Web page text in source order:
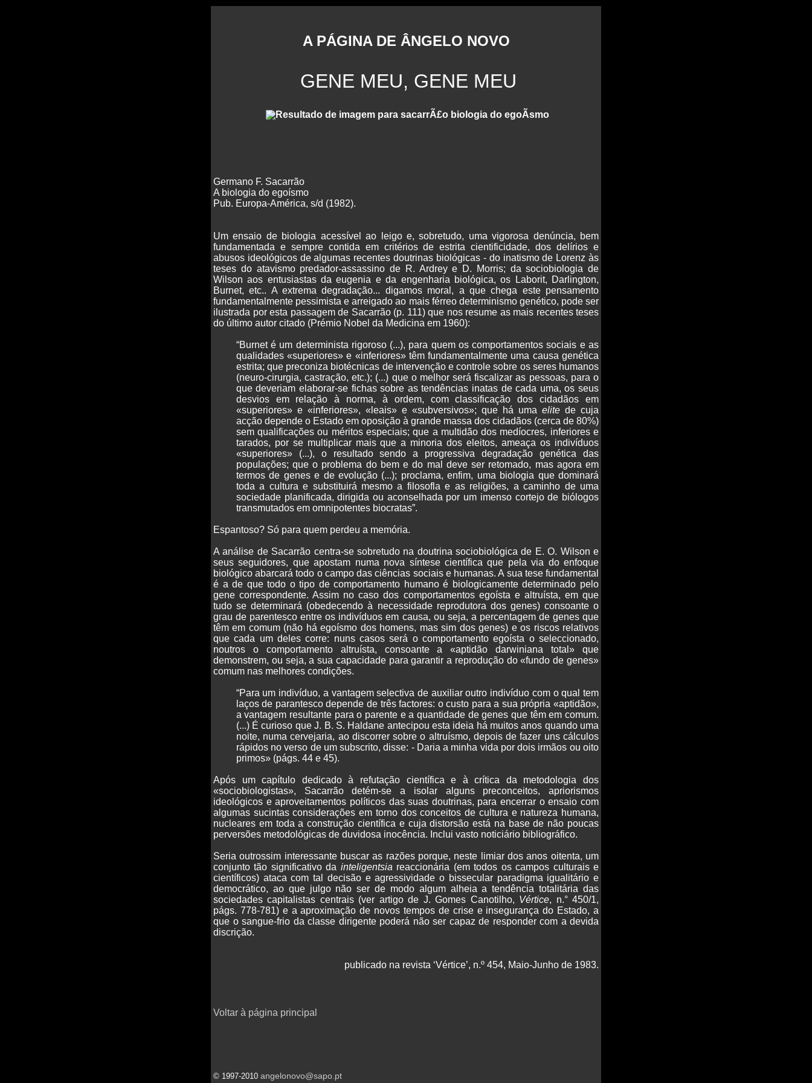
A PÁGINA DE ÂNGELO NOVO
GENE MEU, GENE MEU
Germano F. Sacarrão
A biologia do egoísmo
Pub. Europa-América, s/d (1982).
Um ensaio de biologia acessível ao leigo e, sobretudo, uma vigorosa denúncia, bem
fundamentada e sempre contida em critérios de estrita cientificidade, dos delírios e
abusos ideológicos de algumas recentes doutrinas biológicas - do inatismo de Lorenz às
teses do atavismo predador-assassino de R. Ardrey e D. Morris; da sociobiologia de
Wilson aos entusiastas da eugenia e da engenharia biológica, os Laborit, Darlington,
Burnet, etc.. A extrema degradação... digamos moral, a que chega este pensamento
fundamentalmente pessimista e arreigado ao mais férreo determinismo genético, pode ser
ilustrada por esta passagem de Sacarrão (p. 111) que nos resume as mais recentes teses
do último autor citado (Prémio Nobel da Medicina em 1960):
“Burnet é um determinista rigoroso (...), para quem os comportamentos sociais e as
qualidades «superiores» e «inferiores» têm fundamentalmente uma causa genética
estrita; que preconiza biotécnicas de intervenção e controle sobre os seres humanos
(neuro-cirurgia, castração, etc.); (...) que o melhor será fiscalizar as pessoas, para o
que deveriam elaborar-se fichas sobre as tendências inatas de cada uma, os seus
desvios em relação à norma, à ordem, com classificação dos cidadãos em
«superiores» e «inferiores», «leais» e «subversivos»; que há uma elite de cuja
acção depende o Estado em oposição à grande massa dos cidadãos (cerca de 80%)
sem qualificações ou méritos especiais; que a multidão dos medíocres, inferiores e
tarados, por se multiplicar mais que a minoria dos eleitos, ameaça os indivíduos
«superiores» (...), o resultado sendo a progressiva degradação genética das
populações; que o problema do bem e do mal deve ser retomado, mas agora em
termos de genes e de evolução (...); proclama, enfim, uma biologia que dominará
toda a cultura e substituirá mesmo a filosofla e as religiões, a caminho de uma
sociedade planificada, dirigida ou aconselhada por um imenso cortejo de biólogos
transmutados em omnipotentes biocratas”.
Espantoso? Só para quem perdeu a memória.
A análise de Sacarrão centra-se sobretudo na doutrina sociobiológica de E. O. Wilson e
seus seguidores, que apostam numa nova síntese científica que pela via do enfoque
biológico abarcará todo o campo das ciências sociais e humanas. A sua tese fundamental
é a de que todo o tipo de comportamento humano é biologicamente determinado pelo
gene correspondente. Assim no caso dos comportamentos egoísta e altruísta, em que
tudo se determinará (obedecendo à necessidade reprodutora dos genes) consoante o
grau de parentesco entre os indivíduos em causa, ou seja, a percentagem de genes que
têm em comum (não há egoísmo dos homens, mas sim dos genes) e os riscos relativos
que cada um deles corre: nuns casos será o comportamento egoísta o seleccionado,
noutros o comportamento altruísta, consoante a «aptidão darwiniana total» que
demonstrem, ou seja, a sua capacidade para garantir a reprodução do «fundo de genes»
comum nas melhores condições.
“Para um indivíduo, a vantagem selectiva de auxiliar outro indivíduo com o qual tem
laços de parantesco depende de três factores: o custo para a sua própria «aptidão»,
a vantagem resultante para o parente e a quantidade de genes que têm em comum.
(...) É curioso que J. B. S. Haldane antecipou esta ideia há muitos anos quando uma
noite, numa cervejaria, ao discorrer sobre o altruísmo, depois de fazer uns cálculos
rápidos no verso de um subscrito, disse: - Daria a minha vida por dois irmãos ou oito
primos» (págs. 44 e 45).
Após um capítulo dedicado à refutação científica e à crítica da metodologia dos
«sociobiologistas», Sacarrão detém-se a isolar alguns preconceitos, apriorismos
ideológicos e aproveitamentos políticos das suas doutrinas, para encerrar o ensaio com
algumas sucintas considerações em torno dos conceitos de cultura e natureza humana,
nucleares em toda a construção científica e cuja distorsão está na base de não poucas
perversões metodológicas de duvidosa inocência. Inclui vasto noticiário bibliográfico.
Seria outrossim interessante buscar as razões porque, neste limiar dos anos oitenta, um
conjunto tão significativo da inteligentsia reaccionária (em todos os campos culturais e
científicos) ataca com tal decisão e agressividade o bissecular paradigma igualitário e
democrático, ao que julgo não ser de modo algum alheia a tendência totalitária das
sociedades capitalistas centrais (ver artigo de J. Gomes Canotilho, Vértice, n.° 450/1,
págs. 778-781) e a aproximação de novos tempos de crise e insegurança do Estado, a
que o sangue-frio da classe dirigente poderá não ser capaz de responder com a devida
discrição.
publicado na revista ‘Vértice’, n.º 454, Maio-Junho de 1983.
Voltar à página principal
© 1997-2010 angelonovo@sapo.pt